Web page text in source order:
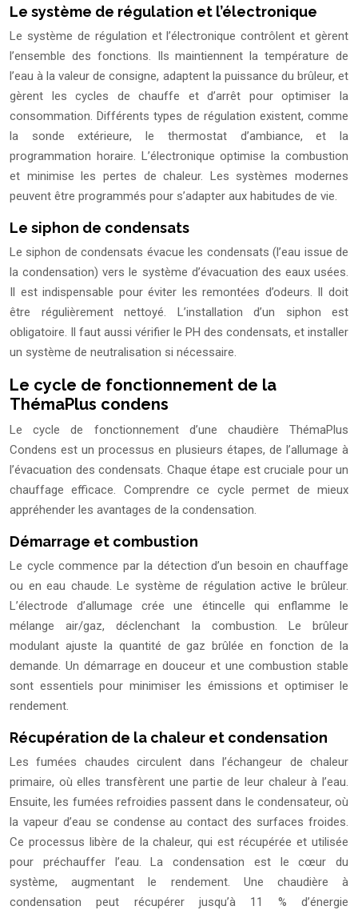
Le système de régulation et l’électronique
Le système de régulation et l’électronique contrôlent et gèrent
l’ensemble des fonctions. Ils maintiennent la température de
l’eau à la valeur de consigne, adaptent la puissance du brûleur, et
gèrent les cycles de chauffe et d’arrêt pour optimiser la
consommation. Différents types de régulation existent, comme
la sonde extérieure, le thermostat d’ambiance, et la
programmation horaire. L’électronique optimise la combustion
et minimise les pertes de chaleur. Les systèmes modernes
peuvent être programmés pour s’adapter aux habitudes de vie.
Le siphon de condensats
Le siphon de condensats évacue les condensats (l’eau issue de
la condensation) vers le système d’évacuation des eaux usées.
Il est indispensable pour éviter les remontées d’odeurs. Il doit
être régulièrement nettoyé. L’installation d’un siphon est
obligatoire. Il faut aussi vérifier le PH des condensats, et installer
un système de neutralisation si nécessaire.
Le cycle de fonctionnement de la
ThémaPlus condens
Le cycle de fonctionnement d’une chaudière ThémaPlus
Condens est un processus en plusieurs étapes, de l’allumage à
l’évacuation des condensats. Chaque étape est cruciale pour un
chauffage efficace. Comprendre ce cycle permet de mieux
appréhender les avantages de la condensation.
Démarrage et combustion
Le cycle commence par la détection d’un besoin en chauffage
ou en eau chaude. Le système de régulation active le brûleur.
L’électrode d’allumage crée une étincelle qui enflamme le
mélange air/gaz, déclenchant la combustion. Le brûleur
modulant ajuste la quantité de gaz brûlée en fonction de la
demande. Un démarrage en douceur et une combustion stable
sont essentiels pour minimiser les émissions et optimiser le
rendement.
Récupération de la chaleur et condensation
Les fumées chaudes circulent dans l’échangeur de chaleur
primaire, où elles transfèrent une partie de leur chaleur à l’eau.
Ensuite, les fumées refroidies passent dans le condensateur, où
la vapeur d’eau se condense au contact des surfaces froides.
Ce processus libère de la chaleur, qui est récupérée et utilisée
pour préchauffer l’eau. La condensation est le cœur du
système, augmentant le rendement. Une chaudière à
condensation peut récupérer jusqu’à 11 % d’énergie